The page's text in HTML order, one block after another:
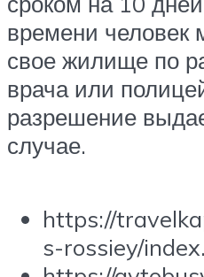
времени человек
свое жилище по
врача или
разрешение
случае.
https://
s-rossiey/